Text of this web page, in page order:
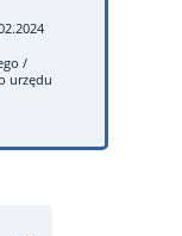
/
urzędu